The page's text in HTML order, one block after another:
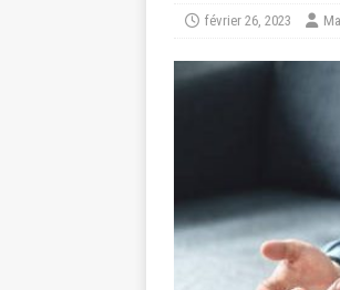
février 26, 2023